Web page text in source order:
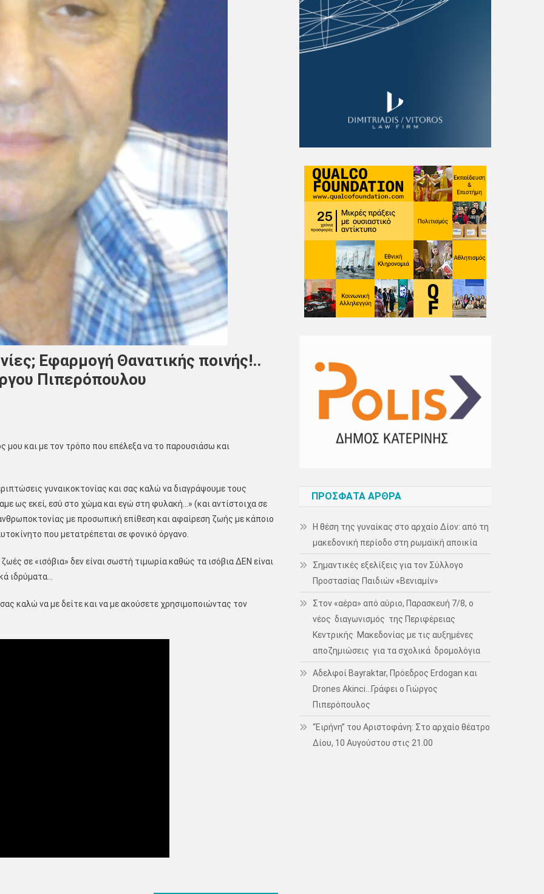
Εφαρμογή Θανατικής ποινής!..
Πιπερόπουλου
μου και με τον τρόπο που επέλεξα να το παρουσιάσω και
γυναικοκτονίας και σας καλώ να διαγράψουμε τους
ως εκεί, εσύ στο χώμα και εγώ στη φυλακή…» (και αντίστοιχα σε
με προσωπική επίθεση και αφαίρεση ζωής με κάποιο
που μετατρέπεται σε φονικό όργανο.
σε «ισόβια» δεν είναι σωστή τιμωρία καθώς τα ισόβια ΔΕΝ είναι
ιδρύματα…
καλώ να με δείτε και να με ακούσετε χρησιμοποιώντας τον
ΠΡΌΣΦΑΤΑ ΆΡΘΡΑ
Η θέση της γυναίκας στο αρχαίο Δίον: από τη
μακεδονική περίοδο στη ρωμαϊκή αποικία
Σημαντικές εξελίξεις για τον Σύλλογο
Προστασίας Παιδιών «Βενιαμίν»
Στον «αέρα» από αύριο, Παρασκευή 7/8, ο
νέος διαγωνισμός της Περιφέρειας
Κεντρικής Μακεδονίας με τις αυξημένες
αποζημιώσεις για τα σχολικά δρομολόγια
Αδελφοί Bayraktar, Πρόεδρος Erdogan και
Drones Akinci…Γράφει ο Γιώργος
Πιπερόπουλος
“Ειρήνη” του Αριστοφάνη: Στο αρχαίο θέατρο
Δίου, 10 Αυγούστου στις 21.00